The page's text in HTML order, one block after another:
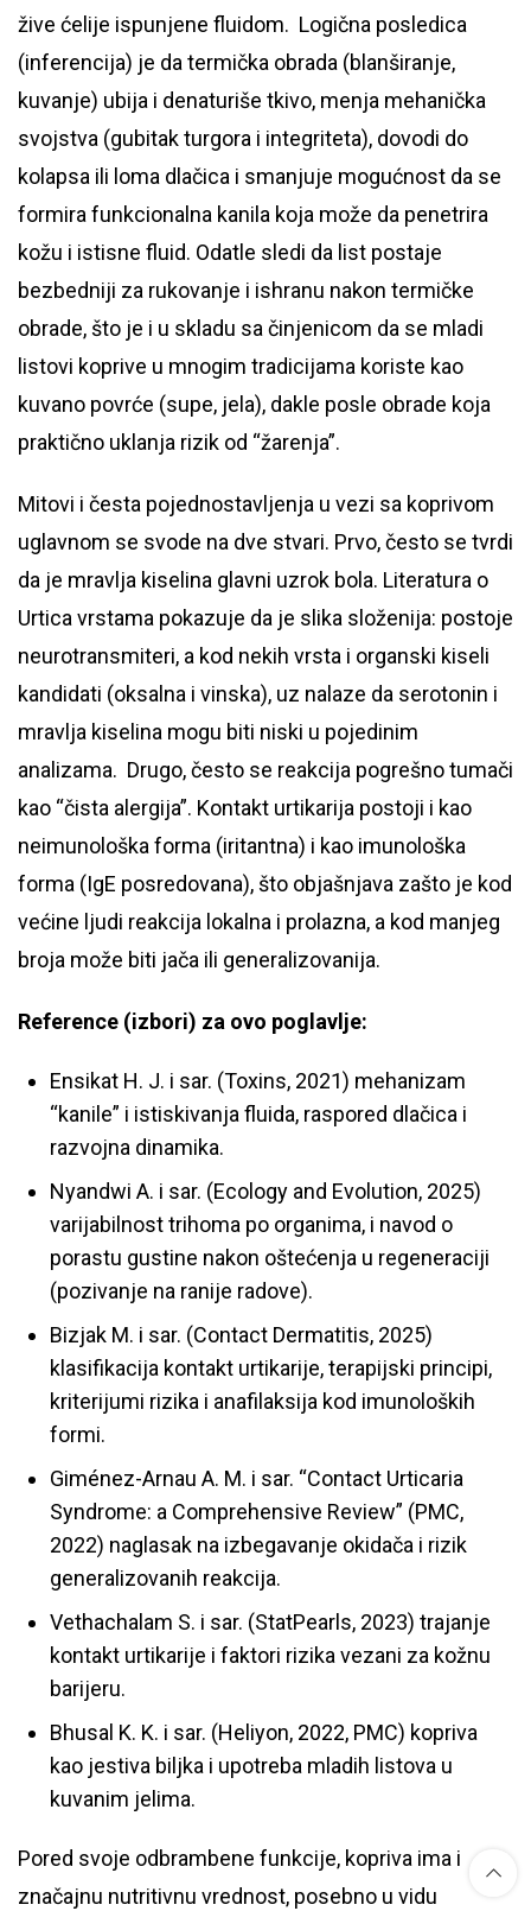
žive ćelije ispunjene fluidom. Logična posledica
(inferencija) je da termička obrada (blanširanje,
kuvanje) ubija i denaturiše tkivo, menja mehanička
svojstva (gubitak turgora i integriteta), dovodi do
kolapsa ili loma dlačica i smanjuje mogućnost da se
formira funkcionalna kanila koja može da penetrira
kožu i istisne fluid. Odatle sledi da list postaje
bezbedniji za rukovanje i ishranu nakon termičke
obrade, što je i u skladu sa činjenicom da se mladi
listovi koprive u mnogim tradicijama koriste kao
kuvano povrće (supe, jela), dakle posle obrade koja
praktično uklanja rizik od “žarenja”.
Mitovi i česta pojednostavljenja u vezi sa koprivom
uglavnom se svode na dve stvari. Prvo, često se tvrdi
da je mravlja kiselina glavni uzrok bola. Literatura o
Urtica vrstama pokazuje da je slika složenija: postoje
neurotransmiteri, a kod nekih vrsta i organski kiseli
kandidati (oksalna i vinska), uz nalaze da serotonin i
mravlja kiselina mogu biti niski u pojedinim
analizama. Drugo, često se reakcija pogrešno tumači
kao “čista alergija”. Kontakt urtikarija postoji i kao
neimunološka forma (iritantna) i kao imunološka
forma (IgE posredovana), što objašnjava zašto je kod
većine ljudi reakcija lokalna i prolazna, a kod manjeg
broja može biti jača ili generalizovanija.
Reference (izbori) za ovo poglavlje:
Ensikat H. J. i sar. (Toxins, 2021) mehanizam
“kanile” i istiskivanja fluida, raspored dlačica i
razvojna dinamika.
Nyandwi A. i sar. (Ecology and Evolution, 2025)
varijabilnost trihoma po organima, i navod o
porastu gustine nakon oštećenja u regeneraciji
(pozivanje na ranije radove).
Bizjak M. i sar. (Contact Dermatitis, 2025)
klasifikacija kontakt urtikarije, terapijski principi,
kriterijumi rizika i anafilaksija kod imunoloških
formi.
Giménez-Arnau A. M. i sar. “Contact Urticaria
Syndrome: a Comprehensive Review” (PMC,
2022) naglasak na izbegavanje okidača i rizik
generalizovanih reakcija.
Vethachalam S. i sar. (StatPearls, 2023) trajanje
kontakt urtikarije i faktori rizika vezani za kožnu
barijeru.
Bhusal K. K. i sar. (Heliyon, 2022, PMC) kopriva
kao jestiva biljka i upotreba mladih listova u
kuvanim jelima.
Pored svoje odbrambene funkcije, kopriva ima i
značajnu nutritivnu vrednost, posebno u vidu